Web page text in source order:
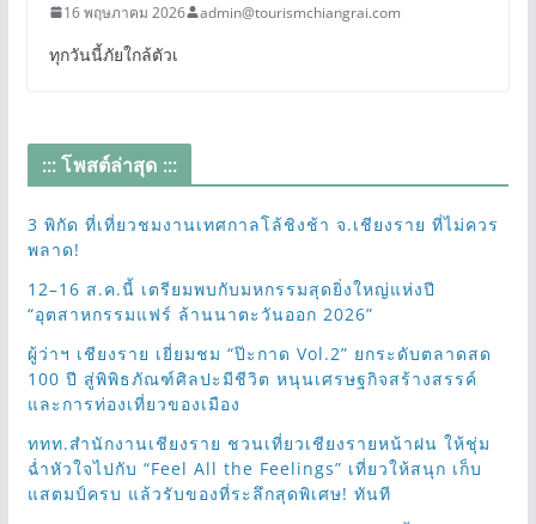
16 พฤษภาคม 2026 admin@tourismchiangrai.com
ทุกวันนี้ภัยใกล้ตัวเ
::: โพสต์ล่าสุด :::
3 พิกัด ที่เที่ยวชมงานเทศกาลโล้ชิงช้า จ.เชียงราย ที่ไม่ควร
พลาด!
12–16 ส.ค.นี้ เตรียมพบกับมหกรรมสุดยิ่งใหญ่แห่งปี
“อุตสาหกรรมแฟร์ ล้านนาตะวันออก 2026”
ผู้ว่าฯ เชียงราย เยี่ยมชม “ป๊ะกาด Vol.2” ยกระดับตลาดสด
100 ปี สู่พิพิธภัณฑ์ศิลปะมีชีวิต หนุนเศรษฐกิจสร้างสรรค์
และการท่องเที่ยวของเมือง
ททท.สำนักงานเชียงราย ชวนเที่ยวเชียงรายหน้าฝน ให้ชุ่ม
ฉ่ำหัวใจไปกับ “Feel All the Feelings” เที่ยวให้สนุก เก็บ
แสตมป์ครบ แล้วรับของที่ระลึกสุดพิเศษ! ทันที